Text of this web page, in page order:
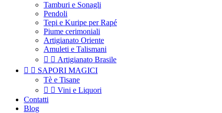
Tamburi e Sonagli
Pendoli
Tepi e Kuripe per Rapé
Piume cerimoniali
Artigianato Oriente
Amuleti e Talismani
  Artigianato Brasile
  SAPORI MAGICI
Tè e Tisane
  Vini e Liquori
Contatti
Blog